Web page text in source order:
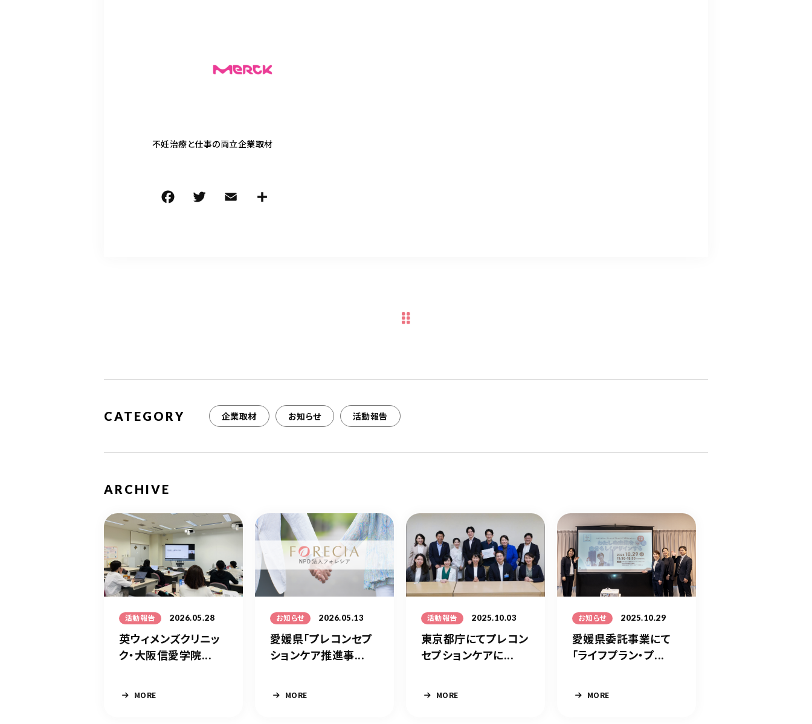
不妊治療と仕事の両立企業取材
CATEGORY 企業取材 お知らせ 活動報告
ARCHIVE
活動報告 2026.05.28
英ウィメンズクリニッ
ク・大阪信愛学院...
MORE
お知らせ 2026.05.13
愛媛県「プレコンセプ
ションケア推進事...
MORE
活動報告 2025.10.03
東京都庁にてプレコン
セプションケアに...
MORE
お知らせ 2025.10.29
愛媛県委託事業にて
「ライフプラン・プ...
MORE